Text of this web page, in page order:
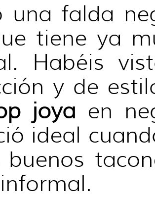
una falda
tiene ya
Habéis
y de
joya en
ideal
buenos